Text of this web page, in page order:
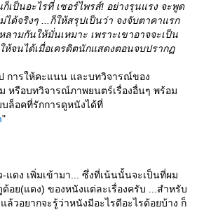
ป็นอะไรที่ เซอร์ไพรส์! อย่างรุนแรง จะพูด
ได้จริงๆ ...ก็ให้สรุปเป็นว่า จงจับตาคาแรก
ามกันให้มั่นเหมาะ เพราะเขาอาจจะเป็น
จนได้เมื่อเครดิตนักแสดงตอนจบปราก
การให้คะแนน และบทวิจารณ์ของ
หรือบทวิจารณ์ภาพยนตร์เรื่องอื่นๆ พร้อม
ล็อคที่รักการดูหนังได้ที่
"
แดง เพิ่มเข้ามา... ซึ่งที่เน้นนั้นจะเป็นที่ผม
อย(แดง) ของหนังแต่ละเรื่องครับ ...สำหรับ
ล้วอยากจะรู้ว่าหนังมีอะไรดีอะไรด้อยบ้าง ก็